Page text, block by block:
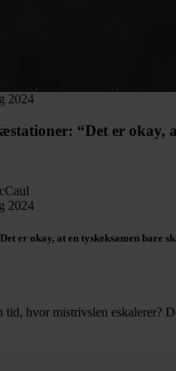
2024
“Det er okay,
2024
er okay, at en tyskeksamen bare
hvor mistrivslen eskalerer?